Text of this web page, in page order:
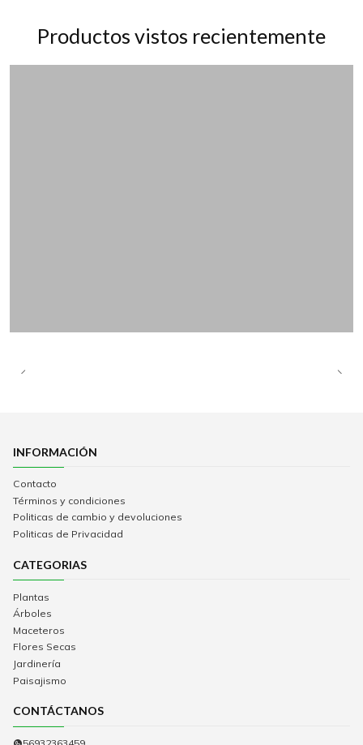
Productos vistos recientemente
INFORMACIÓN
Contacto
Términos y condiciones
Politicas de cambio y devoluciones
Politicas de Privacidad
CATEGORIAS
Plantas
Árboles
Maceteros
Flores Secas
Jardinería
Paisajismo
CONTÁCTANOS